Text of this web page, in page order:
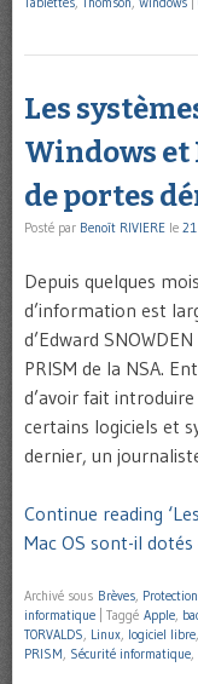
Les
Windows et
de portes
Posté par Benoît RIVIERE le
Depuis quelques
d’information est
d’Edward
PRISM de la NSA.
d’avoir fait
certains logiciels et
dernier, un
Continue reading
Mac OS sont-il
Archivé sous Brèves,
informatique
Taggé Apple,
TORVALDS, Linux, logiciel libre,
PRISM, Sécurité informatique,